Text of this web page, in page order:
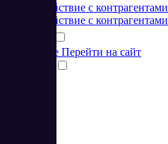
Взаимодействие с контрагентами
Взаимодействие с контрагентами
Подробнее Перейти на сайт